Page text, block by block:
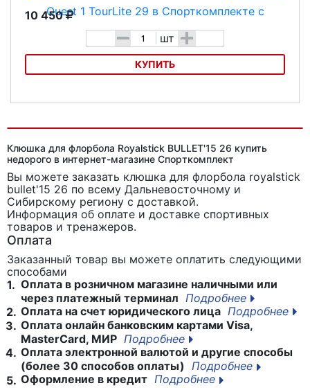
10 450
- шт +
КУПИТЬ
Клюшка для флорбола Royalstick BULLET'15 26 купить
недорого в интернет-магазине Спорткомплект
Вы можете заказать клюшка для флорбола royalstick
bullet'15 26 по всему Дальневосточному и
Сибирскому региону с доставкой.
Информация об оплате и доставке спортивных
товаров и тренажеров.
Оплата
Заказанный товар вы можете оплатить следующими
способами
1. Оплата в розничном магазине наличными или
через платежный терминал Подробнее
2. Оплата на счет юридического лица Подробнее
3. Оплата онлайн банковским картами Visa,
MasterCard, МИР Подробнее
4. Оплата электронной валютой и другие способы
(более 30 способов оплаты) Подробнее
5. Оформление в кредит Подробнее